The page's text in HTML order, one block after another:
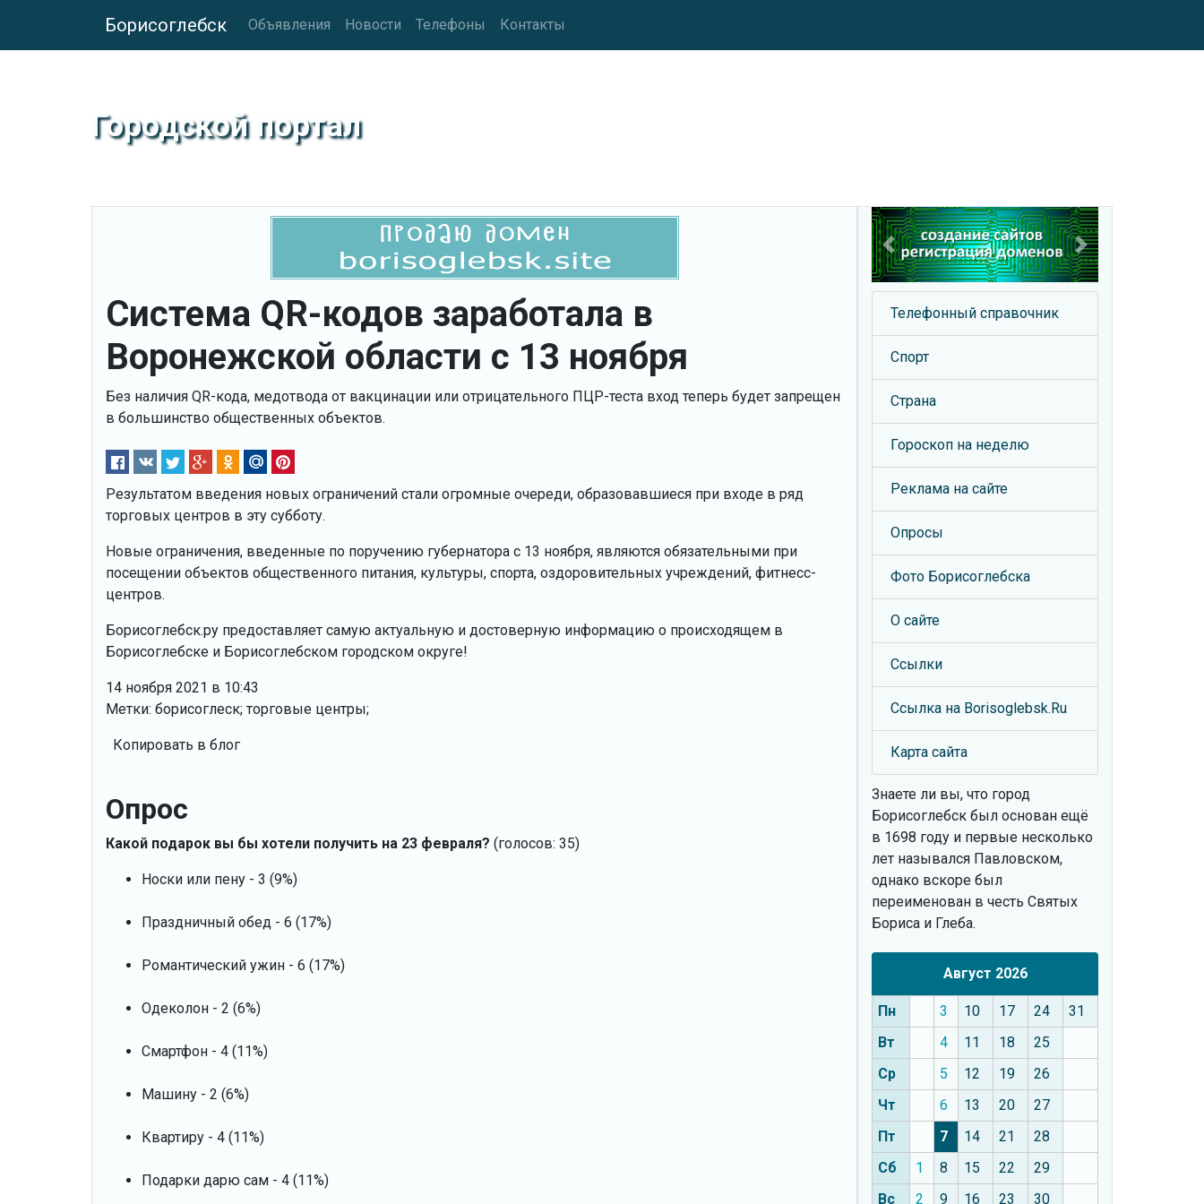
Борисоглебск Объявления Новости Телефоны Контакты
Городской портал
Система QR-кодов заработала в
Воронежской области с 13 ноября
Без наличия QR-кода, медотвода от вакцинации или отрицательного ПЦР-теста вход теперь будет запрещен
в большинство общественных объектов.
Результатом введения новых ограничений стали огромные очереди, образовавшиеся при входе в ряд
торговых центров в эту субботу.
Новые ограничения, введенные по поручению губернатора с 13 ноября, являются обязательными при
посещении объектов общественного питания, культуры, спорта, оздоровительных учреждений, фитнесс-
центров.
Борисоглебск.ру предоставляет самую актуальную и достоверную информацию о происходящем в
Борисоглебске и Борисоглебском городском округе!
14 ноября 2021 в 10:43
Метки: борисоглеск; торговые центры;
Копировать в блог
Опрос
Какой подарок вы бы хотели получить на 23 февраля? (голосов: 35)
Носки или пену - 3 (9%)
Праздничный обед - 6 (17%)
Романтический ужин - 6 (17%)
Одеколон - 2 (6%)
Смартфон - 4 (11%)
Машину - 2 (6%)
Квартиру - 4 (11%)
Подарки дарю сам - 4 (11%)
Previous Next
Телефонный справочник
Спорт
Страна
Гороскоп на неделю
Реклама на сайте
Опросы
Фото Борисоглебска
О сайте
Ссылки
Ссылка на Borisoglebsk.Ru
Карта сайта
Знаете ли вы, что город
Борисоглебск был основан ещё
в 1698 году и первые несколько
лет назывался Павловском,
однако вскоре был
переименован в честь Святых
Бориса и Глеба.
Август 2026
Пн 3 10 17 24
31
Вт
4 11 18
25
Ср
5 12 19
26
Чт
6 13 20
27
Пт
7 14 21
28
Сб
1 8 15 22
29
Вс
2 9 16 23 30